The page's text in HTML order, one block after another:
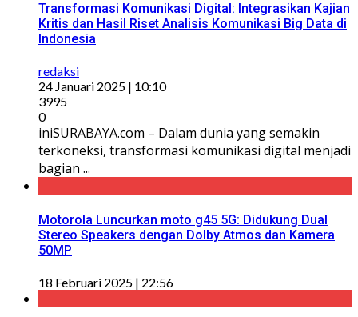
Transformasi Komunikasi Digital: Integrasikan Kajian
Kritis dan Hasil Riset Analisis Komunikasi Big Data di
Indonesia
redaksi
24 Januari 2025 | 10:10
3995
0
iniSURABAYA.com – Dalam dunia yang semakin
terkoneksi, transformasi komunikasi digital menjadi
bagian ...
Motorola Luncurkan moto g45 5G: Didukung Dual
Stereo Speakers dengan Dolby Atmos dan Kamera
50MP
18 Februari 2025 | 22:56